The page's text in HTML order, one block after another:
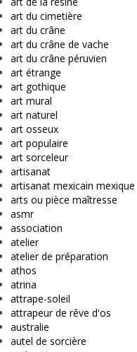
art du cimetière
art du crâne
art du crâne de vache
art du crâne péruvien
art étrange
art gothique
art mural
art naturel
art osseux
art populaire
art sorceleur
artisanat
artisanat mexicain mexique
arts ou pièce maîtresse
asmr
association
atelier
atelier de préparation
athos
atrina
attrape-soleil
attrapeur de rêve d'os
australie
autel de sorcière